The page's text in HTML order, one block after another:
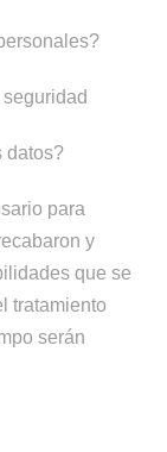
datos?
para
y
que se
tratamiento
serán